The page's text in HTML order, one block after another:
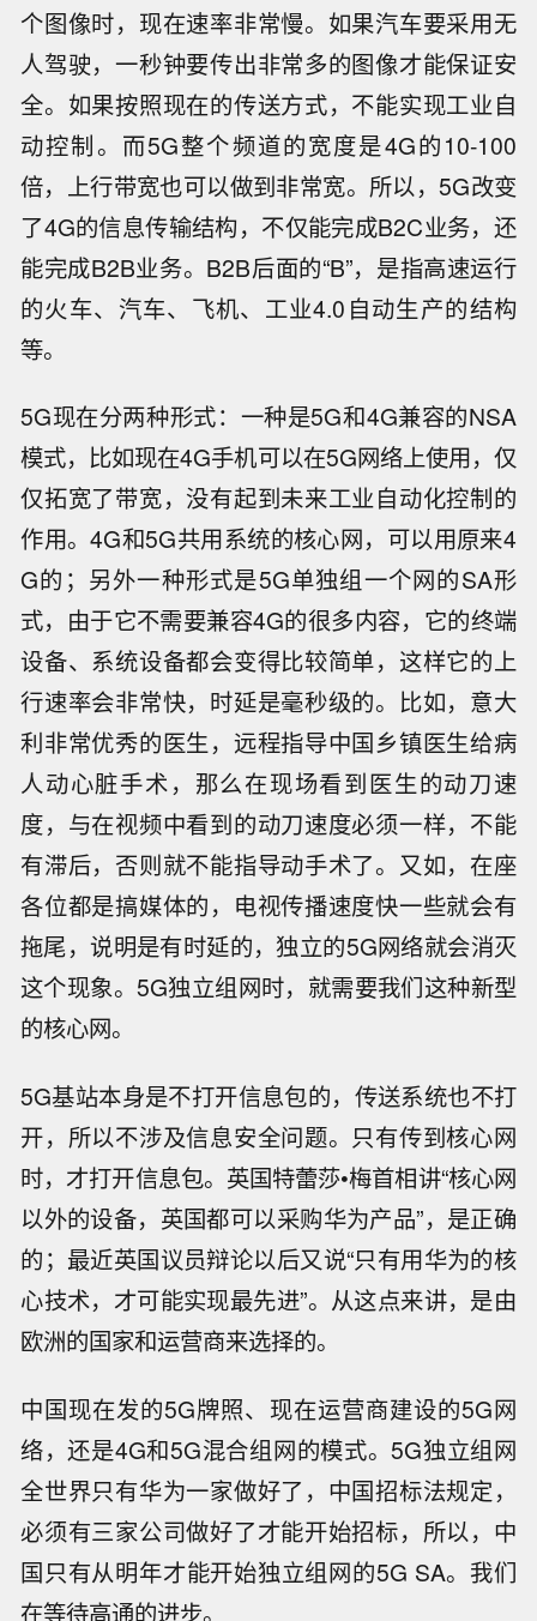
个图像时，现在速率非常慢。如果汽车要采用无
人驾驶，一秒钟要传出非常多的图像才能保证安
全。如果按照现在的传送方式，不能实现工业自
动控制。而5G整个频道的宽度是4G的10-100
倍，上行带宽也可以做到非常宽。所以，5G改变
了4G的信息传输结构，不仅能完成B2C业务，还
能完成B2B业务。B2B后面的“B”，是指高速运行
的火车、汽车、飞机、工业4.0自动生产的结构
等。
5G现在分两种形式：一种是5G和4G兼容的NSA
模式，比如现在4G手机可以在5G网络上使用，仅
仅拓宽了带宽，没有起到未来工业自动化控制的
作用。4G和5G共用系统的核心网，可以用原来4
G的；另外一种形式是5G单独组一个网的SA形
式，由于它不需要兼容4G的很多内容，它的终端
设备、系统设备都会变得比较简单，这样它的上
行速率会非常快，时延是毫秒级的。比如，意大
利非常优秀的医生，远程指导中国乡镇医生给病
人动心脏手术，那么在现场看到医生的动刀速
度，与在视频中看到的动刀速度必须一样，不能
有滞后，否则就不能指导动手术了。又如，在座
各位都是搞媒体的，电视传播速度快一些就会有
拖尾，说明是有时延的，独立的5G网络就会消灭
这个现象。5G独立组网时，就需要我们这种新型
的核心网。
5G基站本身是不打开信息包的，传送系统也不打
开，所以不涉及信息安全问题。只有传到核心网
时，才打开信息包。英国特蕾莎•梅首相讲“核心网
以外的设备，英国都可以采购华为产品”，是正确
的；最近英国议员辩论以后又说“只有用华为的核
心技术，才可能实现最先进”。从这点来讲，是由
欧洲的国家和运营商来选择的。
中国现在发的5G牌照、现在运营商建设的5G网
络，还是4G和5G混合组网的模式。5G独立组网
全世界只有华为一家做好了，中国招标法规定，
必须有三家公司做好了才能开始招标，所以，中
国只有从明年才能开始独立组网的5G SA。我们
在等待高通的进步。